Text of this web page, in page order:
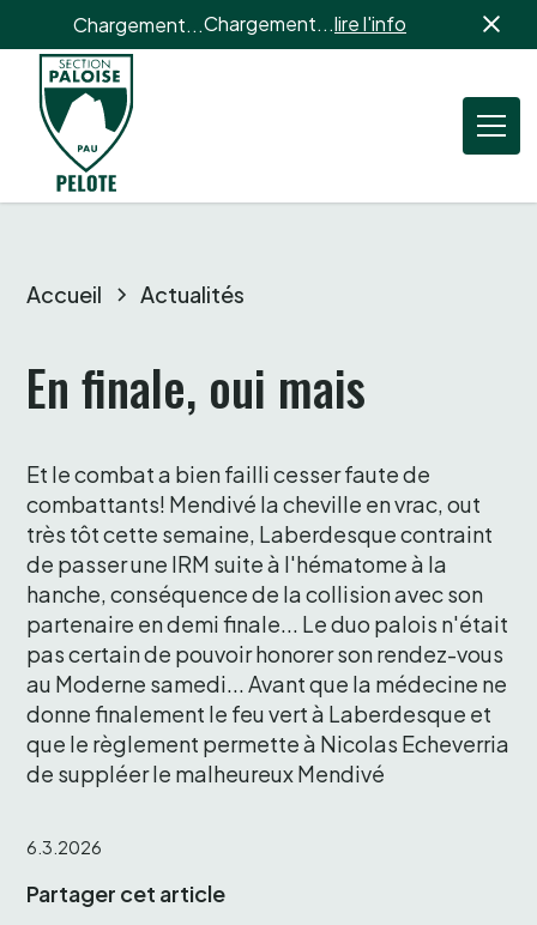
Chargement...Chargement...lire l'info
Accueil Actualités
En finale, oui mais
Et le combat a bien failli cesser faute de
combattants! Mendivé la cheville en vrac, out
très tôt cette semaine, Laberdesque contraint
de passer une IRM suite à l'hématome à la
hanche, conséquence de la collision avec son
partenaire en demi finale... Le duo palois n'était
pas certain de pouvoir honorer son rendez-vous
au Moderne samedi... Avant que la médecine ne
donne finalement le feu vert à Laberdesque et
que le règlement permette à Nicolas Echeverria
de suppléer le malheureux Mendivé
6.3.2026
Partager cet article